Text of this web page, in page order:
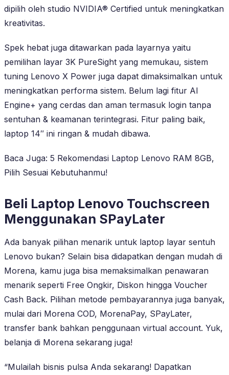
dipilih oleh studio NVIDIA® Certified untuk meningkatkan
kreativitas.
Spek hebat juga ditawarkan pada layarnya yaitu
pemilihan layar 3K PureSight yang memukau, sistem
tuning Lenovo X Power juga dapat dimaksimalkan untuk
meningkatkan performa sistem. Belum lagi fitur AI
Engine+ yang cerdas dan aman termasuk login tanpa
sentuhan & keamanan terintegrasi. Fitur paling baik,
laptop 14″ ini ringan & mudah dibawa.
Baca Juga: 5 Rekomendasi Laptop Lenovo RAM 8GB,
Pilih Sesuai Kebutuhanmu!
Beli Laptop Lenovo Touchscreen
Menggunakan SPayLater
Ada banyak pilihan menarik untuk laptop layar sentuh
Lenovo bukan? Selain bisa didapatkan dengan mudah di
Morena, kamu juga bisa memaksimalkan penawaran
menarik seperti Free Ongkir, Diskon hingga Voucher
Cash Back. Pilihan metode pembayarannya juga banyak,
mulai dari Morena COD, MorenaPay, SPayLater,
transfer bank bahkan penggunaan virtual account. Yuk,
belanja di Morena sekarang juga!
“Mulailah bisnis pulsa Anda sekarang! Dapatkan